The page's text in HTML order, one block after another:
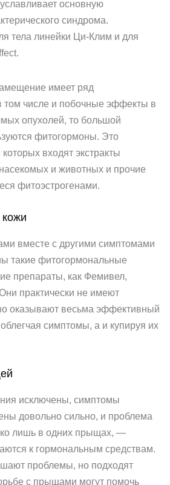
основную
синдрома.
тела линейки Ци-Клим и для
имеет ряд
том числе и побочные эффекты в
опухолей, то большой
фитогормоны. Это
входят экстракты
и животных и прочие
фитоэстрогенами.
вместе с другими симптомами
такие фитогормональные
препараты, как Фемивел,
практически не имеют
оказывают весьма эффективный
облегчая симптомы, а и купируя их
исключены, симптомы
довольно сильно, и проблема
лишь в одних прыщах, —
к гормональным средствам.
проблемы, но подходят
с прыщами могут помочь